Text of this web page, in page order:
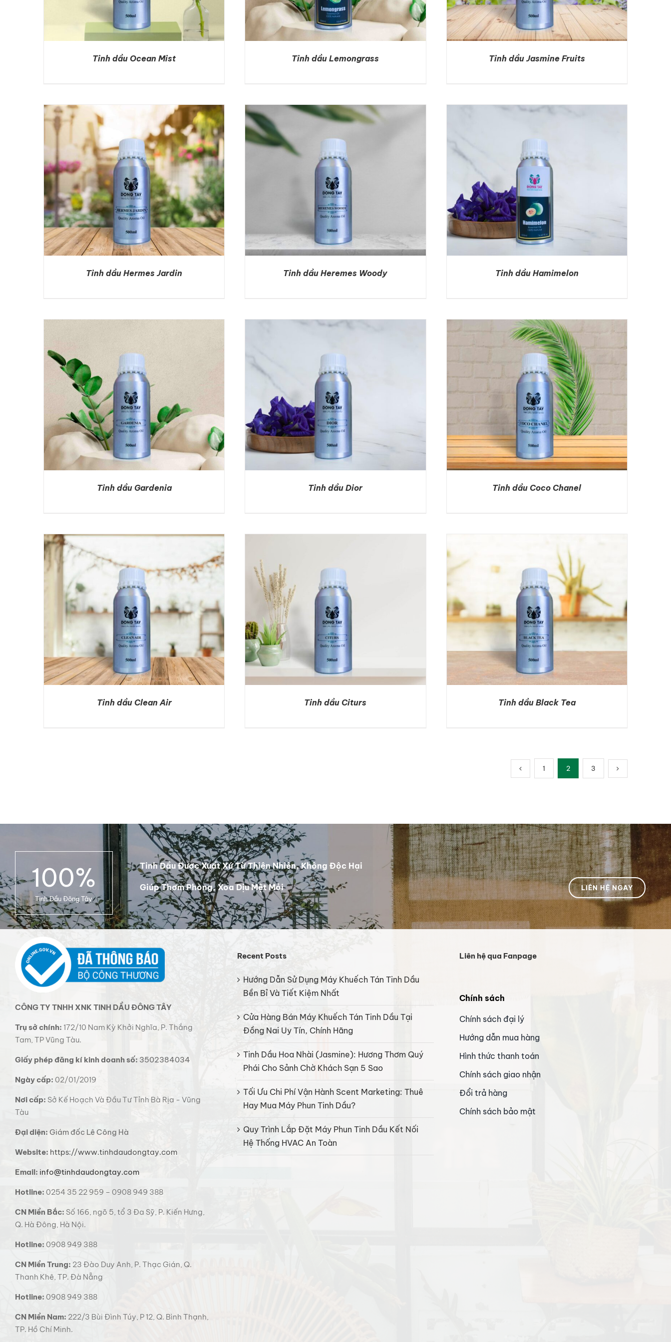
Tinh dầu Ocean Mist
DETAILS
Tinh dầu Lemongrass Tinh dầu Jasmine Fruits
Tinh dầu Hermes Jardin Tinh dầu Heremes Woody
DETAILS
Tinh dầu Hamimelon
Tinh dầu Gardenia Tinh dầu Dior Tinh dầu Coco Chanel
Tinh dầu Clean Air Tinh dầu Citurs Tinh dầu Black Tea
1 2 3
100%
Tinh Dầu Đông Tây
Tinh Dầu Được Xuất Xứ Từ Thiên Nhiên, Không Độc Hại
Giúp Thơm Phòng, Xoa Dịu Mệt Mỏi LIÊN HỆ NGAY
CÔNG TY TNHH XNK TINH DẦU ĐÔNG TÂY
Trụ sở chính: 172/10 Nam Kỳ Khởi Nghĩa, P. Thắng
Tam, TP Vũng Tàu.
Giấy phép đăng kí kinh doanh số: 3502384034
Ngày cấp: 02/01/2019
Nơi cấp: Sở Kế Hoạch Và Đầu Tư Tỉnh Bà Rịa - Vũng
Tàu
Đại diện: Giám đốc Lê Công Hà
Website: https://www.tinhdaudongtay.com
Email: info@tinhdaudongtay.com
Hotline: 0254 35 22 959 – 0908 949 388
CN Miền Bắc: Số 166, ngõ 5, tổ 3 Đa Sỹ, P. Kiến Hưng,
Q. Hà Đông, Hà Nội.
Hotline: 0908 949 388
CN Miền Trung: 23 Đào Duy Anh, P. Thạc Gián, Q.
Thanh Khê, TP. Đà Nẵng
Hotline: 0908 949 388
CN Miền Nam: 222/3 Bùi Đình Túy, P 12, Q. Bình Thạnh,
TP. Hồ Chí Minh.
Recent Posts
Hướng Dẫn Sử Dụng Máy Khuếch Tán Tinh Dầu
Bền Bỉ Và Tiết Kiệm Nhất
Cửa Hàng Bán Máy Khuếch Tán Tinh Dầu Tại
Đồng Nai Uy Tín, Chính Hãng
Tinh Dầu Hoa Nhài (Jasmine): Hương Thơm Quý
Phái Cho Sảnh Chờ Khách Sạn 5 Sao
Tối Ưu Chi Phí Vận Hành Scent Marketing: Thuê
Hay Mua Máy Phun Tinh Dầu?
Quy Trình Lắp Đặt Máy Phun Tinh Dầu Kết Nối
Hệ Thống HVAC An Toàn
Liên hệ qua Fanpage
Chính sách
Chính sách đại lý
Hướng dẫn mua hàng
Hình thức thanh toán
Chính sách giao nhận
Đổi trả hàng
Chính sách bảo mật